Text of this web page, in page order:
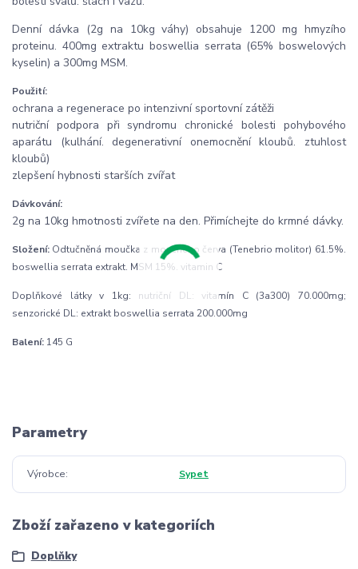
Denní dávka (2g na 10kg váhy) obsahuje 1200 mg hmyzího
proteinu. 400mg extraktu boswellia serrata (65% boswelových
kyselin) a 300mg MSM.
Použití:
ochrana a regenerace po intenzivní sportovní zátěži
nutriční podpora při syndromu chronické bolesti pohybového
aparátu (kulhání. degenerativní onemocnění kloubů. ztuhlost
kloubů)
zlepšení hybnosti starších zvířat
Dávkování:
2g na 10kg hmotnosti zvířete na den. Přimíchejte do krmné dávky.
Složení: Odtučněná moučka z moučného červa (Tenebrio molitor) 61.5%.
boswellia serrata extrakt. MSM 15%. vitamin C
Doplňkové látky v 1kg: nutriční DL: vitamín C (3a300) 70.000mg;
senzorické DL: extrakt boswellia serrata 200.000mg
Balení: 145 G
Parametry
Výrobce Sypet
Zboží zařazeno v kategoriích
Doplňky